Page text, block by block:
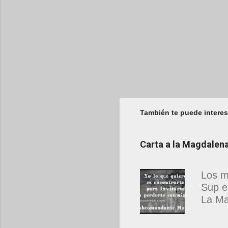
También te puede
Carta a la
Los
Sup
La
que